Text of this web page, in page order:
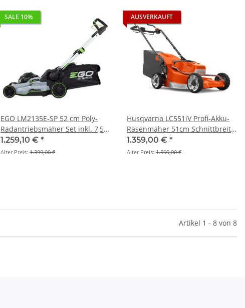
SALE 10%
EGO LM2135E-SP 52 cm Poly-
Radantriebsmäher Set inkl. 7,5
ah Akku und Schnellladegerät
NEU!
1.259,10 € *
Alter Preis: 1.399,00 €
AUSVERKAUFT
Husqvarna LC551iV Profi-Akku-
Rasenmäher 51cm Schnittbreite
(Grundgerät)
1.359,00 € *
Alter Preis: 1.599,00 €
Artikel 1 - 8 von 8